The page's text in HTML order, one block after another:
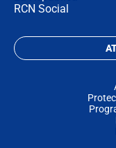
RCN Social